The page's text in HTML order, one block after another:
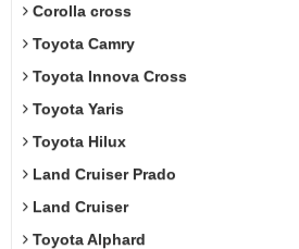
Corolla cross
Toyota Camry
Toyota Innova Cross
Toyota Yaris
Toyota Hilux
Land Cruiser Prado
Land Cruiser
Toyota Alphard